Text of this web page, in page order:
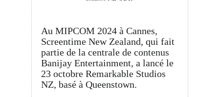
Au MIPCOM 2024 à Cannes,
Screentime New Zealand, qui fait
partie de la centrale de contenus
Banijay Entertainment, a lancé le
23 octobre Remarkable Studios
NZ, basé à Queenstown.